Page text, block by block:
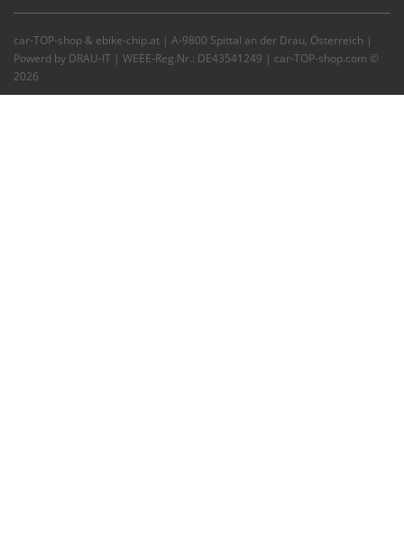
car-TOP-shop & ebike-chip.at | A-9800 Spittal an der Drau, Österreich |
Powerd by DRAU-IT | WEEE-Reg.Nr.: DE43541249 | car-TOP-shop.com ©
2026